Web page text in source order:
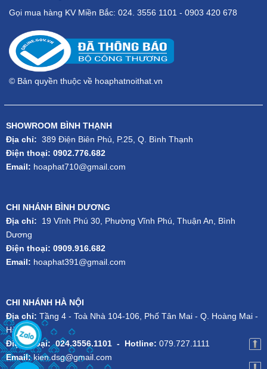
Gọi mua hàng KV Miền Bắc: 024. 3556 1101 - 0903 420 678
© Bản quyền thuộc về hoaphatnoithat.vn
SHOWROOM BÌNH THẠNH
Địa chỉ: 389 Điện Biên Phủ, P.25, Q. Bình Thạnh
Điện thoại: 0902.776.682
Email: hoaphat710@gmail.com
CHI NHÁNH BÌNH DƯƠNG
Địa chỉ: 19 Vĩnh Phú 30, Phường Vĩnh Phú, Thuận An, Bình
Dương
Điện thoại: 0909.916.682
Email: hoaphat391@gmail.com
CHI NHÁNH HÀ NỘI
Địa chỉ: Tầng 4 - Toà Nhà 104-106, Phố Tân Mai - Q. Hoàng Mai -
Hà Nội
Điện thoại: 024.3556.1101- Hotline: 079.727.1111
Email:kien.dsg@gmail.com